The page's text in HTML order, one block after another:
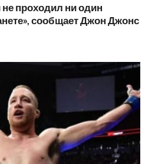
проходил ни один
сообщает Джон Джонс